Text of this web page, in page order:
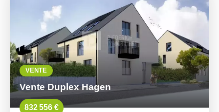
VENTE
Vente Duplex Hagen
832 556 €